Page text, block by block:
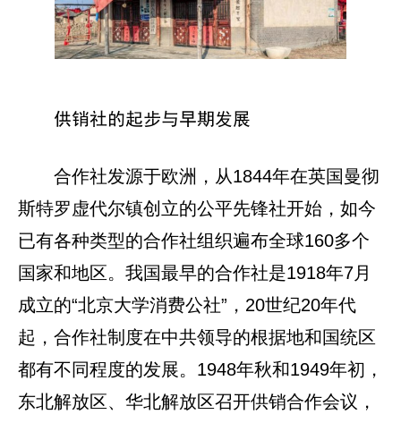
供销社的起步与早期发展
合作社发源于欧洲，从1844年在英国曼彻
斯特罗虚代尔镇创立的公平先锋社开始，如今
已有各种类型的合作社组织遍布全球160多个
国家和地区。我国最早的合作社是1918年7月
成立的“北京大学消费公社”，20世纪20年代
起，合作社制度在中共领导的根据地和国统区
都有不同程度的发展。1948年秋和1949年初，
东北解放区、华北解放区召开供销合作会议，